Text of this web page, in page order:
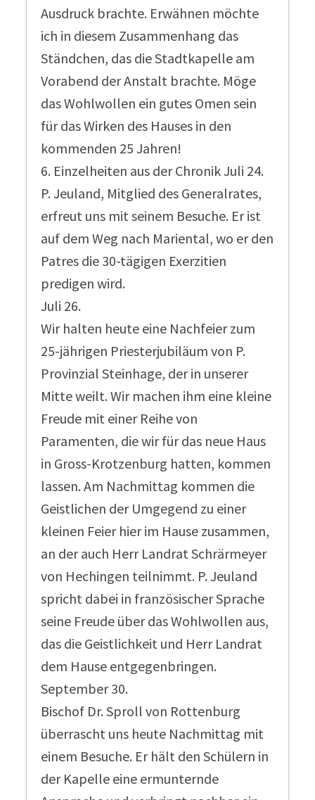
Ausdruck brachte. Erwähnen möchte
ich in diesem Zusammenhang das
Ständchen, das die Stadtkapelle am
Vorabend der Anstalt brachte. Möge
das Wohlwollen ein gutes Omen sein
für das Wirken des Hauses in den
kommenden 25 Jahren!
6. Einzelheiten aus der Chronik Juli 24.
P. Jeuland, Mitglied des Generalrates,
erfreut uns mit seinem Besuche. Er ist
auf dem Weg nach Mariental, wo er den
Patres die 30-tägigen Exerzitien
predigen wird.
Juli 26.
Wir halten heute eine Nachfeier zum
25-jährigen Priesterjubiläum von P.
Provinzial Steinhage, der in unserer
Mitte weilt. Wir machen ihm eine kleine
Freude mit einer Reihe von
Paramenten, die wir für das neue Haus
in Gross-Krotzenburg hatten, kommen
lassen. Am Nachmittag kommen die
Geistlichen der Umgegend zu einer
kleinen Feier hier im Hause zusammen,
an der auch Herr Landrat Schrärmeyer
von Hechingen teilnimmt. P. Jeuland
spricht dabei in französischer Sprache
seine Freude über das Wohlwollen aus,
das die Geistlichkeit und Herr Landrat
dem Hause entgegenbringen.
September 30.
Bischof Dr. Sproll von Rottenburg
überrascht uns heute Nachmittag mit
einem Besuche. Er hält den Schülern in
der Kapelle eine ermunternde